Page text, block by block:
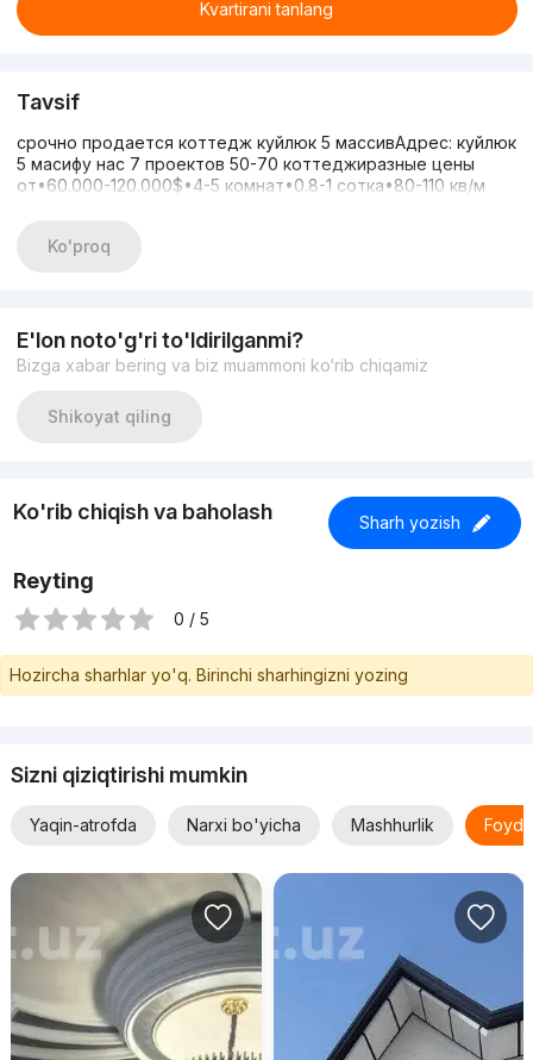
Kvartirani tanlang
Tavsif
срочно продается коттедж куйлюк 5 массивАдрес: куйлюк
5 масифу нас 7 проектов 50-70 коттеджиразные цены
от•60.000-120.000$•4-5 комнат•0.8-1 сотка•80-110 кв/м
Ko'proq
E'lon noto'g'ri to'ldirilganmi?
Bizga xabar bering va biz muammoni ko‘rib chiqamiz
Shikoyat qiling
Ko'rib chiqish va baholash Sharh yozish
Reyting
0 / 5
Hozircha sharhlar yo'q. Birinchi sharhingizni yozing
Sizni qiziqtirishi mumkin
Yaqin-atrofda Narxi bo'yicha Mashhurlik